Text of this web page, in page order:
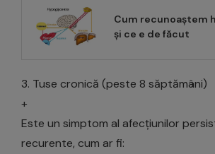
Cum recunoaștem
și ce e de făcut
3. Tuse cronică (peste 8 săptămâni)
+
Este un simptom al afecțiunilor
recurente, cum ar fi: